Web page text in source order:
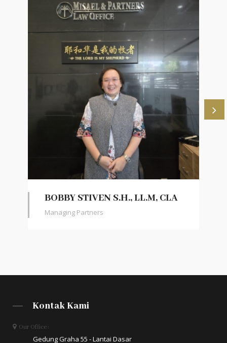
BOBBY STIVEN S.H., LL.M, CLA
Managing Partners
Kontak Kami
Our Office :
Gedung Graha 55 - Lantai Dasar